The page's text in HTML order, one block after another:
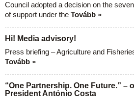
Council adopted a decision on the
of support under the Tovább »
Hi! Media advisory!
Press briefing – Agriculture and
Tovább »
“One Partnership. One Future.” –
President António Costa